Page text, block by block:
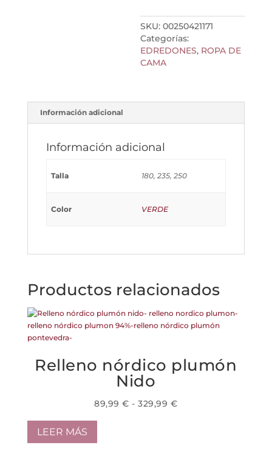
SKU:00250421171
Categorías:
EDREDONES, ROPA DE
CAMA
Información adicional
Información adicional
Talla 180, 235, 250
Color VERDE
Productos relacionados
Relleno nórdico plumón
Nido
89,99€ - 329,99 €Rango
LEER MÁS